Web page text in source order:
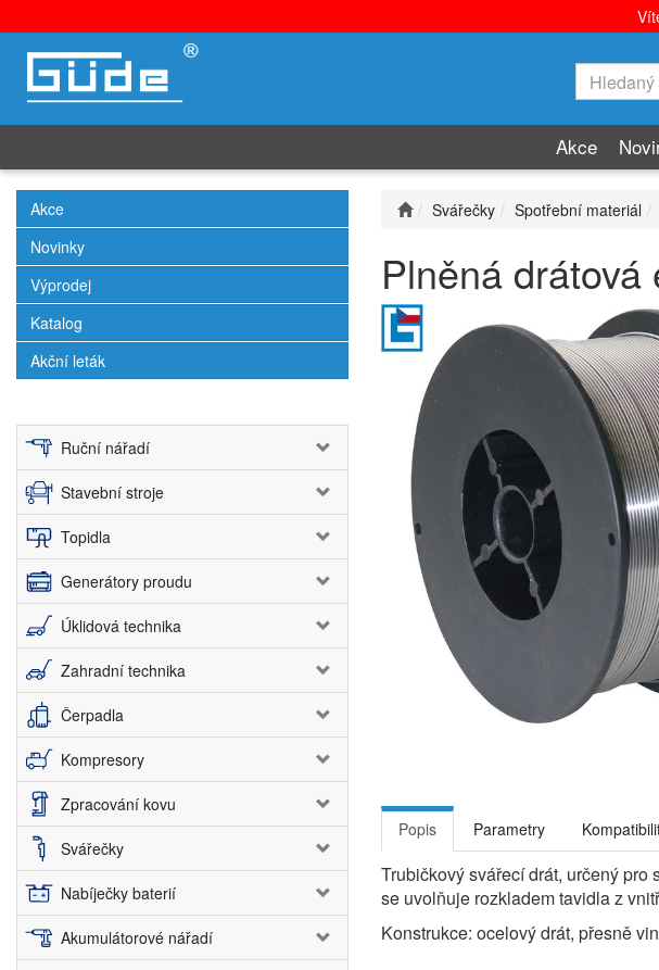
Akce
Akce
Novinky
Výprodej
Katalog
Akční leták
Ruční nářadí
Stavební stroje
Topidla
Generátory proudu
Úklidová technika
Zahradní technika
Čerpadla
Kompresory
Zpracování kovu
Svářečky
Nabíječky baterií
Akumulátorové nářadí
Svářečky Spotřební materiál
Plněná
Popis Parametry
Trubičkový svářecí drát, určený
se uvolňuje rozkladem tavidla z
Konstrukce: ocelový drát, přesně